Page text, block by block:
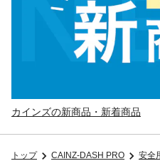
カインズの新商品・新着商品
トップ CAINZ-DASH PRO 安全